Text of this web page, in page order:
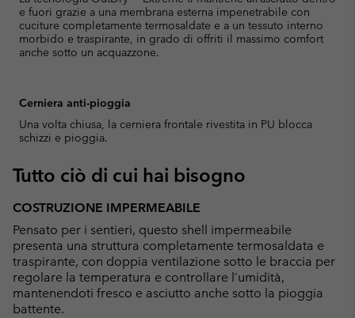
e fuori grazie a una membrana esterna impenetrabile con
cuciture completamente termosaldate e a un tessuto interno
morbido e traspirante, in grado di offriti il massimo comfort
anche sotto un acquazzone.
Cerniera anti-pioggia
Una volta chiusa, la cerniera frontale rivestita in PU blocca
schizzi e pioggia.
Tutto ciò di cui hai bisogno
COSTRUZIONE IMPERMEABILE
Pensato per i sentieri, questo shell impermeabile
presenta una struttura completamente termosaldata e
traspirante, con doppia ventilazione sotto le braccia per
regolare la temperatura e controllare l’umidità,
mantenendoti fresco e asciutto anche sotto la pioggia
battente.